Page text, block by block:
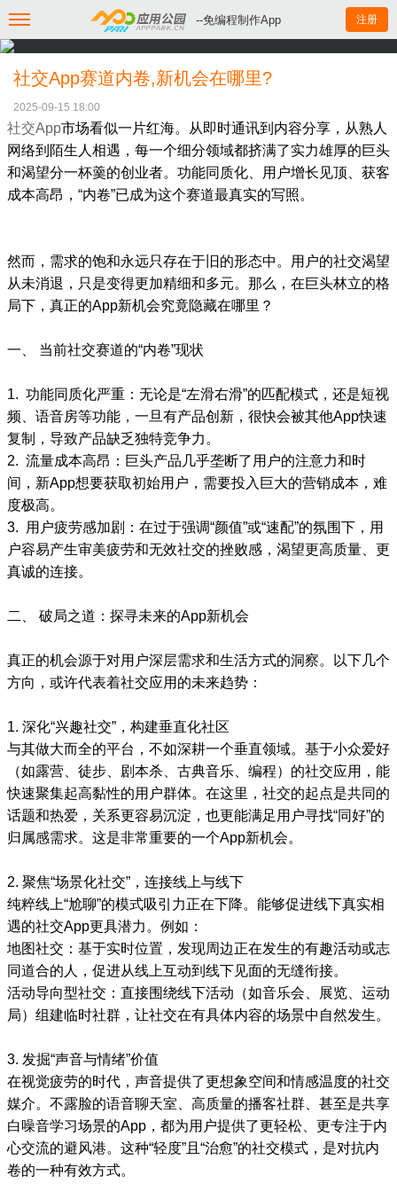
--免编程制作App 注册
社交App赛道内卷,新机会在哪里?
2025-09-15 18:00
社交App市场看似一片红海。从即时通讯到内容分享，从熟人
网络到陌生人相遇，每一个细分领域都挤满了实力雄厚的巨头
和渴望分一杯羹的创业者。功能同质化、用户增长见顶、获客
成本高昂，“内卷”已成为这个赛道最真实的写照。
然而，需求的饱和永远只存在于旧的形态中。用户的社交渴望
从未消退，只是变得更加精细和多元。那么，在巨头林立的格
局下，真正的App新机会究竟隐藏在哪里？
一、 当前社交赛道的“内卷”现状
1. 功能同质化严重：无论是“左滑右滑”的匹配模式，还是短视
频、语音房等功能，一旦有产品创新，很快会被其他App快速
复制，导致产品缺乏独特竞争力。
2. 流量成本高昂：巨头产品几乎垄断了用户的注意力和时
间，新App想要获取初始用户，需要投入巨大的营销成本，难
度极高。
3. 用户疲劳感加剧：在过于强调“颜值”或“速配”的氛围下，用
户容易产生审美疲劳和无效社交的挫败感，渴望更高质量、更
真诚的连接。
二、 破局之道：探寻未来的App新机会
真正的机会源于对用户深层需求和生活方式的洞察。以下几个
方向，或许代表着社交应用的未来趋势：
1. 深化“兴趣社交”，构建垂直化社区
与其做大而全的平台，不如深耕一个垂直领域。基于小众爱好
（如露营、徒步、剧本杀、古典音乐、编程）的社交应用，能
快速聚集起高黏性的用户群体。在这里，社交的起点是共同的
话题和热爱，关系更容易沉淀，也更能满足用户寻找“同好”的
归属感需求。这是非常重要的一个App新机会。
2. 聚焦“场景化社交”，连接线上与线下
纯粹线上“尬聊”的模式吸引力正在下降。能够促进线下真实相
遇的社交App更具潜力。例如：
地图社交：基于实时位置，发现周边正在发生的有趣活动或志
同道合的人，促进从线上互动到线下见面的无缝衔接。
活动导向型社交：直接围绕线下活动（如音乐会、展览、运动
局）组建临时社群，让社交在有具体内容的场景中自然发生。
3. 发掘“声音与情绪”价值
在视觉疲劳的时代，声音提供了更想象空间和情感温度的社交
媒介。不露脸的语音聊天室、高质量的播客社群、甚至是共享
白噪音学习场景的App，都为用户提供了更轻松、更专注于内
心交流的避风港。这种“轻度”且“治愈”的社交模式，是对抗内
卷的一种有效方式。